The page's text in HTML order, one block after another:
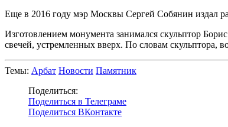
Еще в 2016 году мэр Москвы Сергей Собянин издал
Изготовлением монумента занимался скульптор
свечей, устремленных вверх. По словам скульптора,
Темы: Арбат Новости Памятник
Поделиться:
Поделиться в Телеграме
Поделиться ВКонтакте